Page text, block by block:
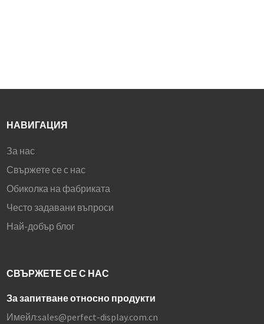
дали е за лична или бизнес
НАВИГАЦИЯ
За нас
Свържете се с нас
Обиколка на фабриката
Често задавани въпроси
Най-добър блог
СВЪРЖЕТЕ СЕ С НАС
За запитване относно продукти
Имейл:sales@perfect-display.com.cn